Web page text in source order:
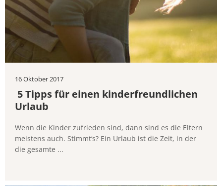
16 Oktober 2017
5 Tipps für einen kinderfreundlichen
Urlaub
Wenn die Kinder zufrieden sind, dann sind es die Eltern
meistens auch. Stimmt‘s? Ein Urlaub ist die Zeit, in der
die gesamte ...